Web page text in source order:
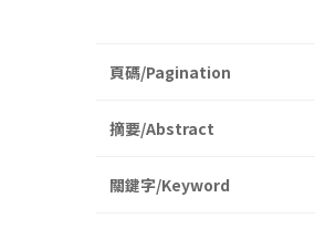
頁碼/Pagination
摘要/Abstract
關鍵字/Keyword